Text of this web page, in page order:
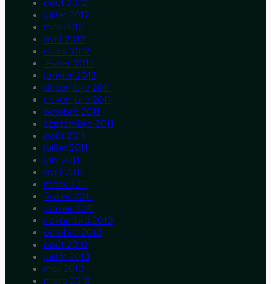
août 2012
juillet 2012
mai 2012
avril 2012
mars 2012
février 2012
janvier 2012
décembre 2011
novembre 2011
octobre 2011
septembre 2011
août 2011
juillet 2011
juin 2011
avril 2011
mars 2011
février 2011
janvier 2011
novembre 2010
octobre 2010
août 2010
juillet 2010
mai 2010
mars 2010